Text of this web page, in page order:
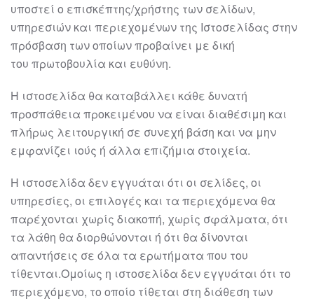
υποστεί ο επισκέπτης/χρήστης των σελίδων,
υπηρεσιών και περιεχομένων της Ιστοσελίδας στην
πρόσβαση των οποίων προβαίνει με δική
του πρωτοβουλία και ευθύνη.
Η ιστοσελίδα θα καταβάλλει κάθε δυνατή
προσπάθεια προκειμένου να είναι διαθέσιμη και
πλήρως λειτουργική σε συνεχή βάση και να μην
εμφανίζει ιούς ή άλλα επιζήμια στοιχεία.
Η ιστοσελίδα δεν εγγυάται ότι οι σελίδες, οι
υπηρεσίες, οι επιλογές και τα περιεχόμενα θα
παρέχονται χωρίς διακοπή, χωρίς σφάλματα, ότι
τα λάθη θα διορθώνονται ή ότι θα δίνονται
απαντήσεις σε όλα τα ερωτήματα που του
τίθενται.Ομοίως η ιστοσελίδα δεν εγγυάται ότι το
περιεχόμενο, το οποίο τίθεται στη διάθεση των